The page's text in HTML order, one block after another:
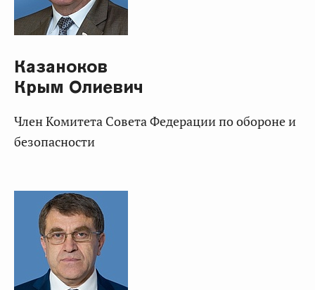
Казаноков
Крым Олиевич
Член Комитета Совета Федерации по обороне и
безопасности